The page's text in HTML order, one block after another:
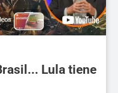
Lula tiene